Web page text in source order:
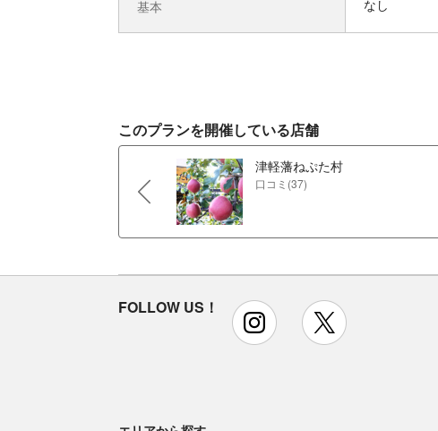
基本 なし
このプランを開催している店舗
津軽藩ねぷた村
口コミ(37)
FOLLOW US！ instagram